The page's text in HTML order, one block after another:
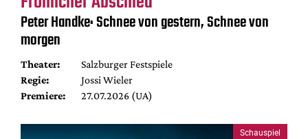
Peter Handke: Schnee von gestern, Schnee von
morgen
Theater:
Salzburger Festspiele
Regie:
Jossi Wieler
Premiere:
27.07.2026 (UA)
Schauspiel